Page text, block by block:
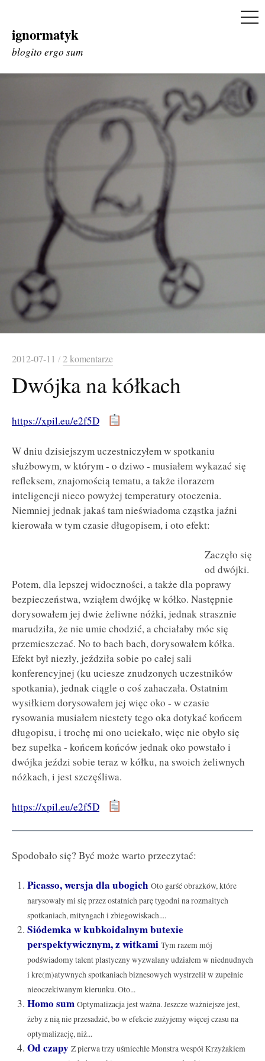
Skip
to
ignormatyk
blogito ergo sum
2012-07-11 /2 komentarze
Dwójka na kółkach
https://xpil.eu/e2f5D
W dniu dzisiejszym uczestniczyłem w spotkaniu
służbowym, w którym - o dziwo - musiałem wykazać się
refleksem, znajomością tematu, a także ilorazem
inteligencji nieco powyżej temperatury otoczenia.
Niemniej jednak jakaś tam nieświadoma cząstka jaźni
kierowała w tym czasie długopisem, i oto efekt:
Zaczęło się
od dwójki.
Potem, dla lepszej widoczności, a także dla poprawy
bezpieczeństwa, wziąłem dwójkę w kółko. Następnie
dorysowałem jej dwie żeliwne nóżki, jednak strasznie
marudziła, że nie umie chodzić, a chciałaby móc się
przemieszczać. No to bach bach, dorysowałem kółka.
Efekt był niezły, jeździła sobie po całej sali
konferencyjnej (ku uciesze znudzonych uczestników
spotkania), jednak ciągle o coś zahaczała. Ostatnim
wysiłkiem dorysowałem jej więc oko - w czasie
rysowania musiałem niestety tego oka dotykać końcem
długopisu, i trochę mi ono uciekało, więc nie obyło się
bez supełka - końcem końców jednak oko powstało i
dwójka jeździ sobie teraz w kółku, na swoich żeliwnych
nóżkach, i jest szczęśliwa.
https://xpil.eu/e2f5D
Spodobało się? Być może warto przeczytać:
Picasso, wersja dla ubogich Oto garść obrazków, które
narysowały mi się przez ostatnich parę tygodni na rozmaitych
spotkaniach, mityngach i zbiegowiskach....
Siódemka w kubkoidalnym butexie
perspektywicznym, z witkami Tym razem mój
podświadomy talent plastyczny wyzwalany udziałem w niednudnych
i kre(m)atywnych spotkaniach biznesowych wystrzelił w zupełnie
nieoczekiwanym kierunku. Oto...
Homo sum Optymalizacja jest ważna. Jeszcze ważniejsze jest,
żeby z nią nie przesadzić, bo w efekcie zużyjemy więcej czasu na
optymalizację, niż...
Od czapy Z pierwa trzy uśmiechłe Monstra wespół Krzyżakiem